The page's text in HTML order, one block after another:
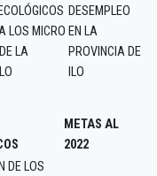
LOS MICRO
LA
DESEMPLEO
EN LA
PROVINCIA DE
ILO
METAS AL
2022
DE LOS